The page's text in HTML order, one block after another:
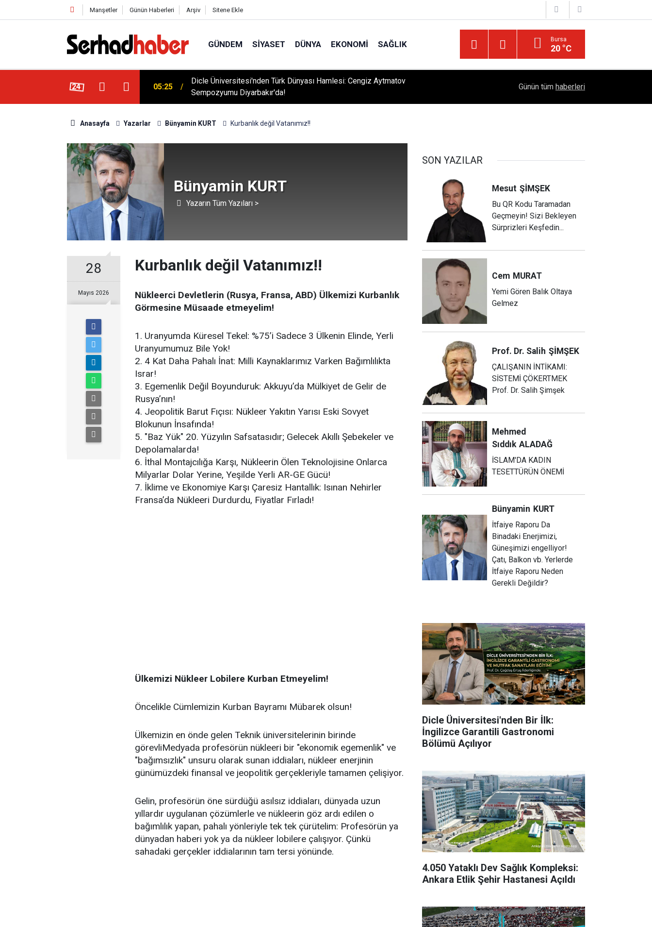
Manşetler Günün Haberleri Arşiv Sitene Ekle
GÜNDEM SIYASET DÜNYA EKONOMI SAĞLIK Bursa
20 °C
24
Düşük Kalorili Multi-Fiber İçecek Tozu 05:25
Dicle Üniversitesi'nden Türk Dünyası Hamlesi: Cengiz Aytmatov
Sempozyumu Diyarbakır'da!
Günün tüm haberleri
Anasayfa Yazarlar Bünyamin KURT Kurbanlık değil Vatanımız!!
Bünyamin KURT
Yazarın Tüm Yazıları >
28
Mayıs 2026
Kurbanlık değil Vatanımız!!
Nükleerci Devletlerin (Rusya, Fransa, ABD) Ülkemizi Kurbanlık
Görmesine Müsaade etmeyelim!
1. Uranyumda Küresel Tekel: %75’i Sadece 3 Ülkenin Elinde, Yerli
Uranyumumuz Bile Yok!
2. 4 Kat Daha Pahalı İnat: Milli Kaynaklarımız Varken Bağımlılıkta
Israr!
3. Egemenlik Değil Boyunduruk: Akkuyu’da Mülkiyet de Gelir de
Rusya’nın!
4. Jeopolitik Barut Fıçısı: Nükleer Yakıtın Yarısı Eski Sovyet
Blokunun İnsafında!
5. "Baz Yük" 20. Yüzyılın Safsatasıdır; Gelecek Akıllı Şebekeler ve
Depolamalarda!
6. İthal Montajcılığa Karşı, Nükleerin Ölen Teknolojisine Onlarca
Milyarlar Dolar Yerine, Yeşilde Yerli AR-GE Gücü!
7. İklime ve Ekonomiye Karşı Çaresiz Hantallık: Isınan Nehirler
Fransa’da Nükleeri Durdurdu, Fiyatlar Fırladı!
Ülkemizi Nükleer Lobilere Kurban Etmeyelim!
Öncelikle Cümlemizin Kurban Bayramı Mübarek olsun!
Ülkemizin en önde gelen Teknik üniversitelerinin birinde
görevliMedyada profesörün nükleeri bir "ekonomik egemenlik" ve
"bağımsızlık" unsuru olarak sunan iddiaları, nükleer enerjinin
günümüzdeki finansal ve jeopolitik gerçekleriyle tamamen çelişiyor.
Gelin, profesörün öne sürdüğü asılsız iddiaları, dünyada uzun
yıllardır uygulanan çözümlerle ve nükleerin göz ardı edilen o
bağımlılık yapan, pahalı yönleriyle tek tek çürütelim: Profesörün ya
dünyadan haberi yok ya da nükleer lobilere çalışıyor. Çünkü
sahadaki gerçekler iddialarının tam tersi yönünde.
SON YAZILAR
Mesut ŞİMŞEK
Bu QR Kodu Taramadan
Geçmeyin! Sizi Bekleyen
Sürprizleri Keşfedin...
Cem MURAT
Yemi Gören Balık Oltaya
Gelmez
Prof. Dr. Salih ŞİMŞEK
ÇALIŞANIN İNTİKAMI:
SİSTEMİ ÇÖKERTMEK
Prof. Dr. Salih Şimşek
Mehmed
Sıddık ALADAĞ
İSLAM'DA KADIN
TESETTÜRÜN ÖNEMİ
Bünyamin KURT
İtfaiye Raporu Da
Binadaki Enerjimizi,
Güneşimizi engelliyor!
Çatı, Balkon vb. Yerlerde
İtfaiye Raporu Neden
Gerekli Değildir?
Dicle Üniversitesi'nden Bir İlk:
İngilizce Garantili Gastronomi
Bölümü Açılıyor
4.050 Yataklı Dev Sağlık Kompleksi:
Ankara Etlik Şehir Hastanesi Açıldı